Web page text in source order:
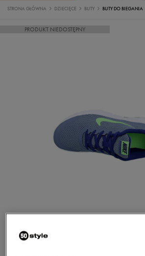
STRONA GŁÓWNA DZIECIĘCE BUTY BUTY DO BIEGANIA
PRODUKT NIEDOSTĘPNY